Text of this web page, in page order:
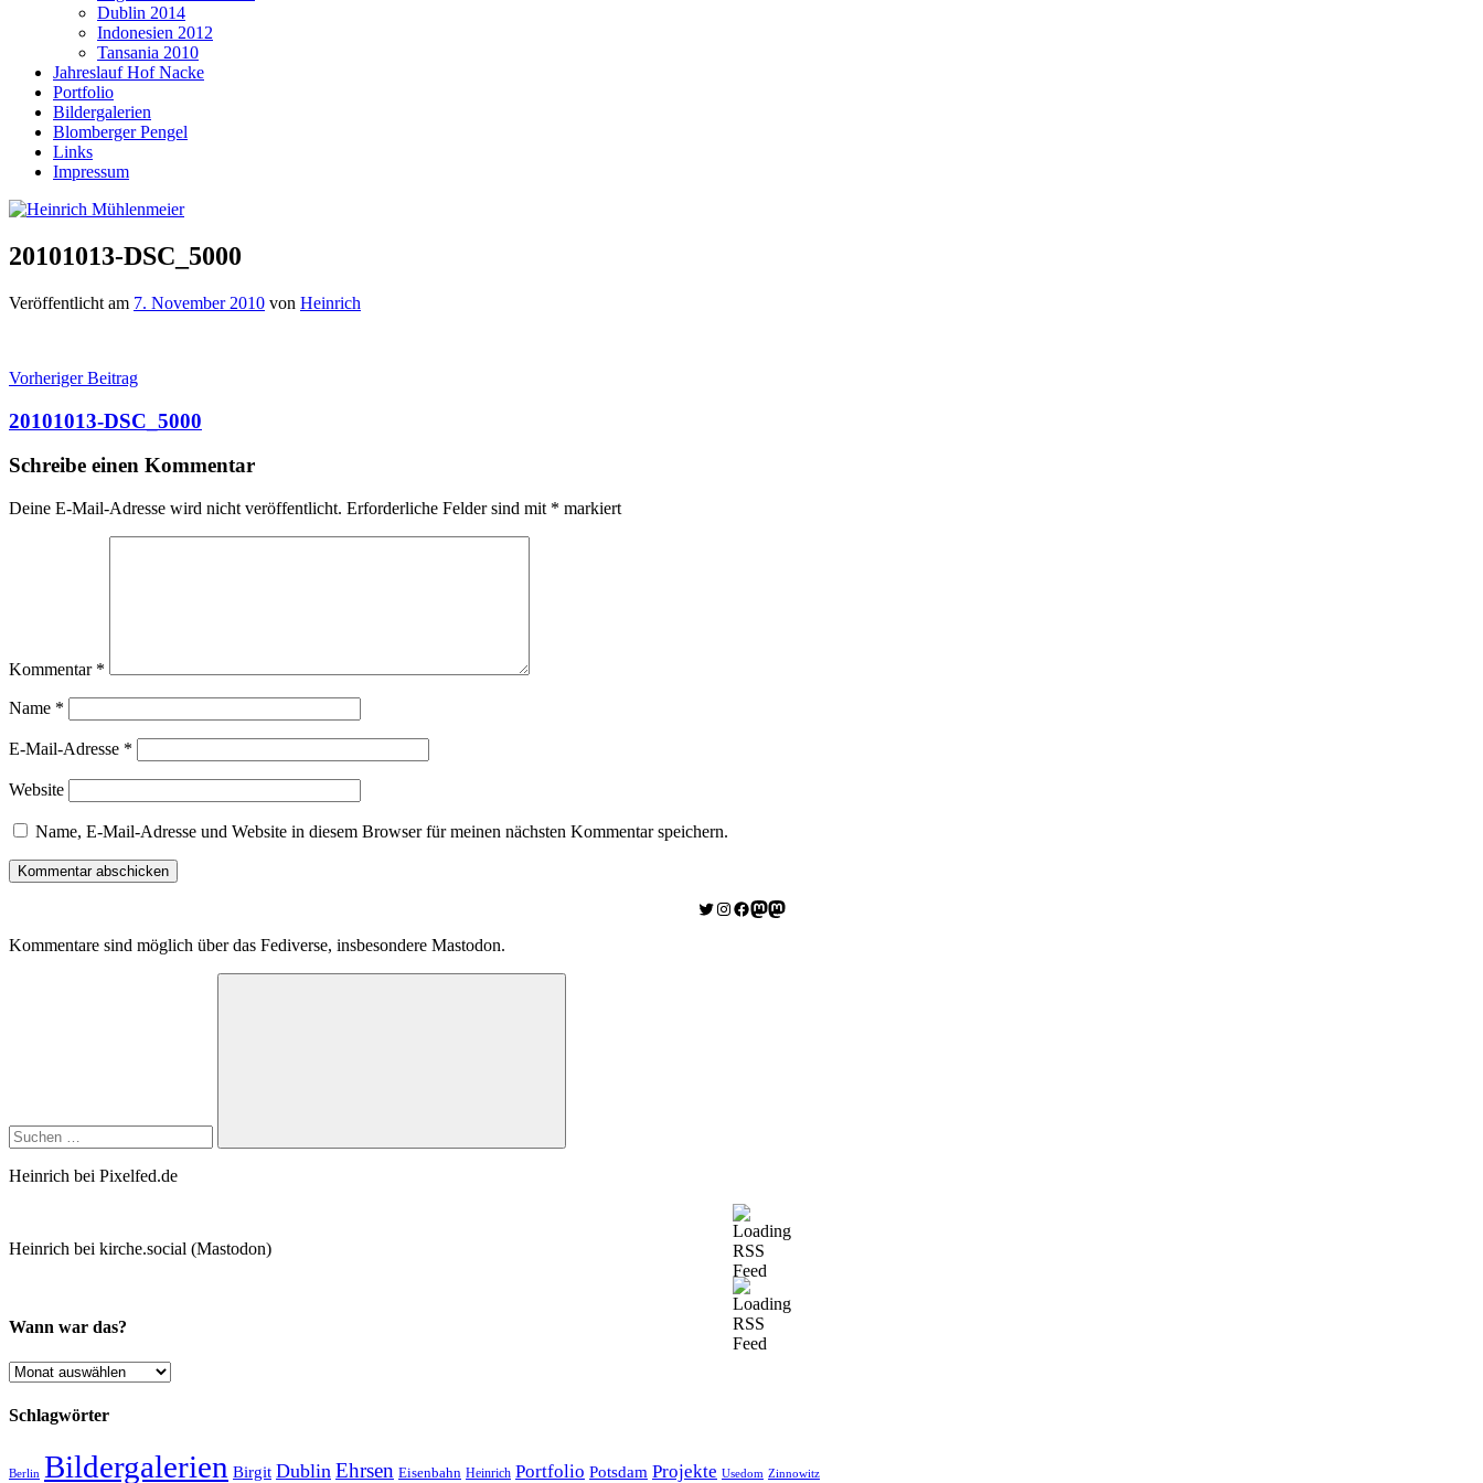
Dublin 2014
Indonesien 2012
Tansania 2010
Jahreslauf Hof Nacke
Portfolio
Bildergalerien
Blomberger Pengel
Links
Impressum
20101013-DSC_5000
Veröffentlicht am 7. November 2010 von Heinrich
Beitragsnavigation
Vorheriger Beitrag
20101013-DSC_5000
Schreibe einen Kommentar
Deine E-Mail-Adresse wird nicht veröffentlicht. Erforderliche Felder sind mit * markiert
Kommentar *
Name *
E-Mail-Adresse *
Website
Name, E-Mail-Adresse und Website in diesem Browser für meinen nächsten Kommentar speichern.
Twitter
Instagram
Facebook
Link zu Mastodon
Mastodon
Kommentare sind möglich über das Fediverse, insbesondere Mastodon.
Suchen
Heinrich bei Pixelfed.de
Heinrich bei kirche.social (Mastodon)
Wann war das?
Wann
das?
Schlagwörter
Berlin Bildergalerien Birgit Dublin Ehrsen Eisenbahn Heinrich Portfolio Potsdam Projekte Usedom Zinnowitz